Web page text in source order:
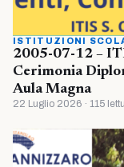
ISTITUZIONI
2005-07-12 –
Cerimonia
Aula Magna
22 Luglio 2026 · 115